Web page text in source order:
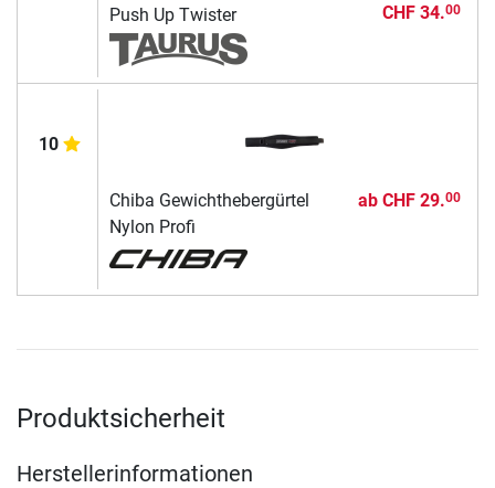
Push Up Twister
CHF 34.00
10
Chiba Gewichthebergürtel
Nylon Profi
ab CHF 29.00
Produktsicherheit
Herstellerinformationen